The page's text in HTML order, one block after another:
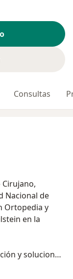
Consultas
Cirujano,
Nacional de
Ortopedia y
en la
y soluciones
y calidad